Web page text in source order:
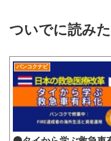
ついでに読みた
バンコクナビ